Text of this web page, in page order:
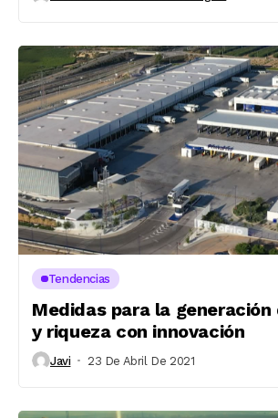
Tendencias
Medidas para la generación
y riqueza con innovación
Javi 23 De Abril De 2021